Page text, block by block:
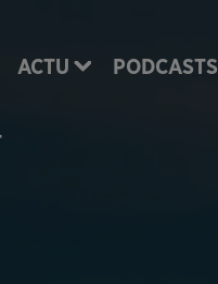
ACTU PODCASTS